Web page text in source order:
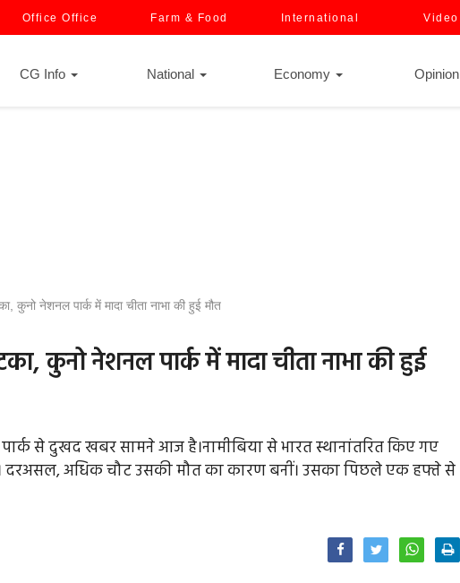
Office Office Farm & Food International Video
CG Info National Economy Opinion
कुनो नेशनल पार्क में मादा चीता नाभा की हुई मौत
कुनो नेशनल पार्क में मादा चीता नाभा की हुई
से दुखद खबर सामने आज है।नामीबिया से भारत स्थानांतरित किए गए
दरअसल, अधिक चौट उसकी मौत का कारण बनीं। उसका पिछले एक हफ्ते से